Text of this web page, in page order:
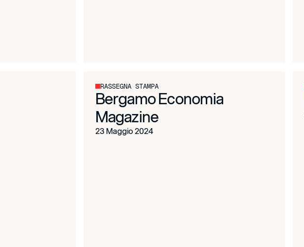
RASSEGNA STAMPA
Bergamo Economia
Magazine
23 Maggio 2024